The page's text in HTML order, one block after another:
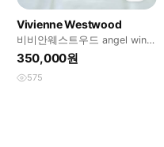
Vivienne Westwood
비비안웨스트우드 angel wing
shoes 🪽
350,000원
575